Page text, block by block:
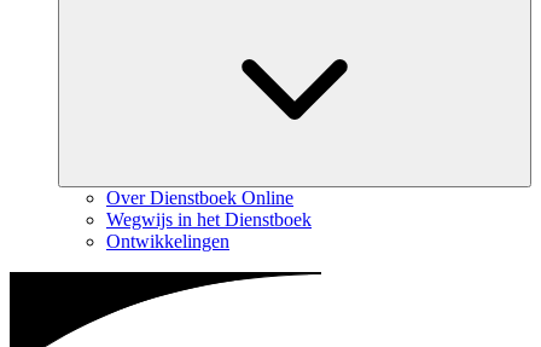
Over Dienstboek Online
Wegwijs in het Dienstboek
Ontwikkelingen